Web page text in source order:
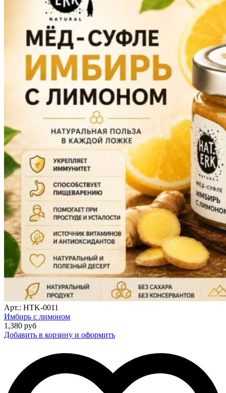
Арт.: HTK-0011
Имбирь с лимоном
1,380 руб
Добавить в корзину и оформить